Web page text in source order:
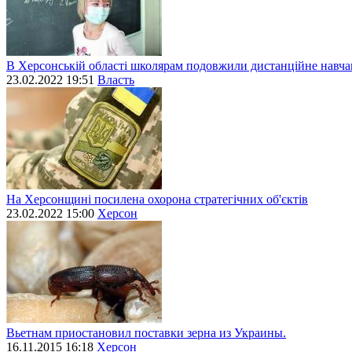
В Херсонській області школярам подовжили дистанційне
23.02.2022 19:51 Власть
На Херсонщині посилена охорона стратегічних об'єктів
23.02.2022 15:00 Херсон
Вьетнам приостановил поставки зерна из Украины.
16.11.2015 16:18 Херсон